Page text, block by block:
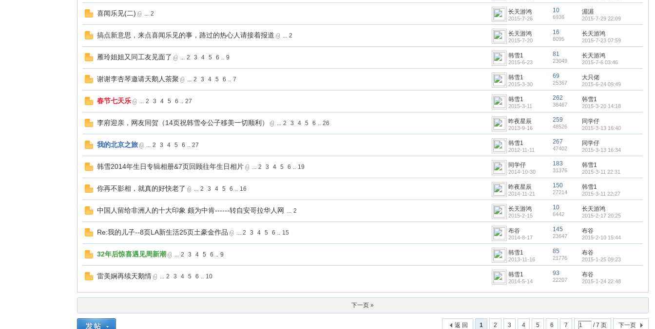
喜闻乐见(二) ... 2 长天游鸿
2015-7-26
10
6936
湄湄
2015-7-29 22:09
搞点新意思，来点喜闻乐见的事，路过的热心人请接着报道 ... 2 长天游鸿
2015-7-20
16
8095
长天游鸿
2015-7-23 07:59
雁玲姐姐又同工友见面了 ... 2 3 4 5 6 .. 9 韩雪1
2015-6-23
81
23049
长天游鸿
2015-7-6 03:46
谢谢李杏琴邀请天鹅人茶聚 ... 2 3 4 5 6 .. 7 韩雪1
2015-3-30
69
25367
大只佬
2015-6-24 09:49
春节七天乐 ... 2 3 4 5 6 .. 27 韩雪1
2015-3-11
262
38467
韩雪1
2015-3-20 14:18
李府迎亲，网友同贺（14页祝韩雪令公子移美一切顺利） ... 2 3 4 5 6 .. 26 昨夜星辰
2013-9-16
259
48526
同学仔
2015-3-13 16:40
我的北京之旅 ... 2 3 4 5 6 .. 27 韩雪1
2012-11-11
267
47402
同学仔
2015-3-13 16:34
韩雪2014年生日专辑相册&7页回顾往年生日相片 ... 2 3 4 5 6 .. 19 同学仔
2014-10-30
183
31376
韩雪1
2015-3-11 22:31
你再不影相，就真的好快老了 ... 2 3 4 5 6 .. 16 昨夜星辰
2014-11-21
150
27214
韩雪1
2015-3-11 22:27
中国人留给非洲人的十大印象 颇为中肯------转自安哥拉华人网 ... 2 长天游鸿
2015-2-15
10
6442
长天游鸿
2015-2-17 20:25
Re:我的儿子--8页LA新生活25页土豪金作品 ... 2 3 4 5 6 .. 15 布谷
2014-8-17
145
23647
布谷
2015-2-10 15:44
32年后惊喜遇见周新潮 ... 2 3 4 5 6 .. 9 韩雪1
2013-11-16
85
21776
布谷
2015-1-25 09:23
雷美娴再续天鹅情 ... 2 3 4 5 6 .. 10 韩雪1
2014-5-14
93
22207
布谷
2015-1-24 22:48
下一页 »
1 2 3 4 5 6 7 / 7 页 下一页
返 回